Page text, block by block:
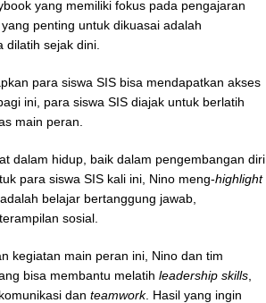
yang memiliki fokus pada pengajaran
penting untuk dikuasai adalah
dilatih sejak dini.
para siswa SIS bisa mendapatkan akses
ini, para siswa SIS diajak untuk berlatih
main peran.
dalam hidup, baik dalam pengembangan diri
para siswa SIS kali ini, Nino meng-highlight
belajar bertanggung jawab,
sosial.
kegiatan main peran ini, Nino dan tim
bisa membantu melatihleadership skills
komunikasi danteamwork. Hasil yang ingin